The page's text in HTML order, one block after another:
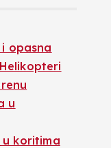
opasna
u
u koritima